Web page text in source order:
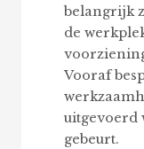
belangrijk
de
Vooraf
uitgevoerd
gebeurt.